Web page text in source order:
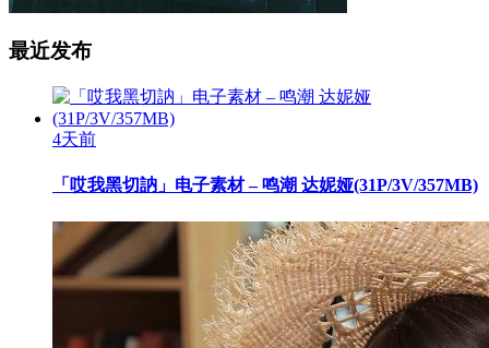
最近发布
4天前
「哎我黑切訥」电子素材 – 鸣潮 达妮娅(31P/3V/357MB)